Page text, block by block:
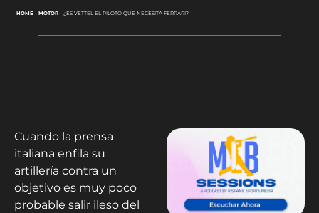
HOME- MOTOR- ¿ES VETTEL EL PILOTO QUE NECESITA FERRARI?
Cuando la prensa
italiana enfila su
artillería contra un
objetivo es muy poco
probable salir ileso del